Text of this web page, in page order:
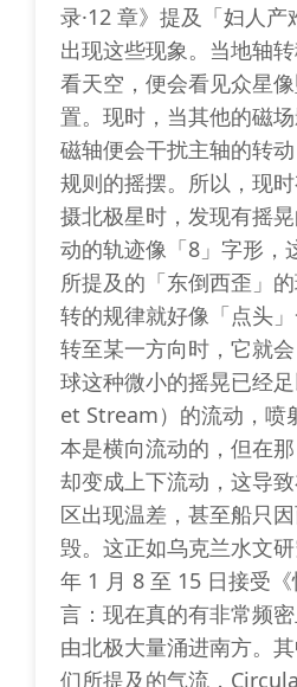
录·12 章》提及「妇人
出现这些现象。当地轴
看天空，便会看见众星
置。现时，当其他的磁
磁轴便会干扰主轴的转
规则的摇摆。所以，现
摄北极星时，发现有摇
动的轨迹像「8」字形，
所提及的「东倒西歪」
转的规律就好像「点头
转至某一方向时，它就
球这种微小的摇晃已经
et Stream）的流动，喷
本是横向流动的，但在
却变成上下流动，这导
区出现温差，甚至船只
毁。这正如乌克兰水文
年 1 月 8 至 15 日接受
言：现在真的有非常频
由北极大量涌进南方。
们所提及的气流，